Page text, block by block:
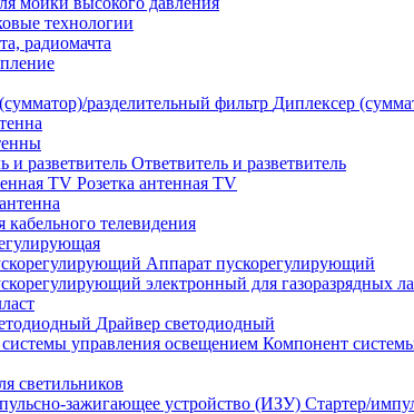
технологии
радиомачта
Диплексер
Ответвитель и разветвитель
Розетка антенная TV
кабельного телевидения
Аппарат пускорегулирующий
Драйвер светодиодный
Компонент
светильников
Стартер/